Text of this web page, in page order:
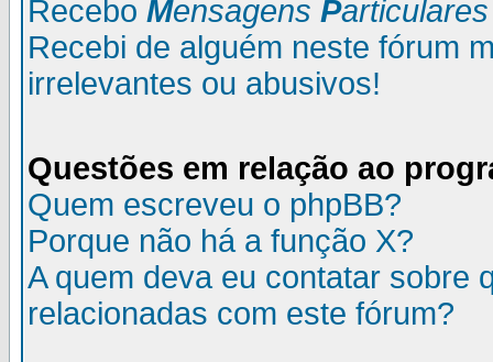
Recebo Mensagens Particulares
Recebi de alguém neste fórum
irrelevantes ou abusivos!
Questões em relação ao
Quem escreveu o phpBB?
Porque não há a função X?
A quem deva eu contatar sobre
relacionadas com este fórum?